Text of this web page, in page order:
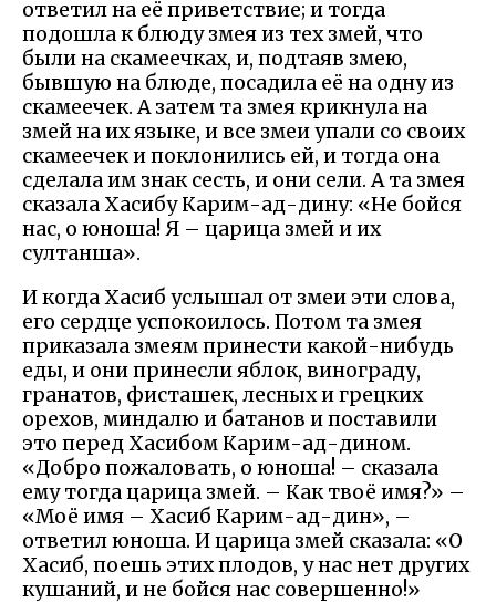
ответил на её приветствие; и тогда
подошла к блюду змея из тех змей, что
были на скамеечках, и, подтаяв змею,
бывшую на блюде, посадила её на одну из
скамеечек. А затем та змея крикнула на
змей на их языке, и все змеи упали со своих
скамеечек и поклонились ей, и тогда она
сделала им знак сесть, и они сели. А та змея
сказала Хасибу Карим-ад-дину: «Не бойся
нас, о юноша! Я – царица змей и их
султанша».
И когда Хасиб услышал от змеи эти слова,
его сердце успокоилось. Потом та змея
приказала змеям принести какой-нибудь
еды, и они принесли яблок, винограду,
гранатов, фисташек, лесных и грецких
орехов, миндалю и батанов и поставили
это перед Хасибом Карим-ад-дином.
«Добро пожаловать, о юноша! – сказала
ему тогда царица змей. – Как твоё имя?» –
«Моё имя – Хасиб Карим-ад-дин», –
ответил юноша. И царица змей сказала: «О
Хасиб, поешь этих плодов, у нас нет других
кушаний, и не бойся нас совершенно!»